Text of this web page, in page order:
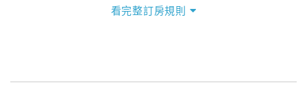
四、訂單異動
看完整訂房規則